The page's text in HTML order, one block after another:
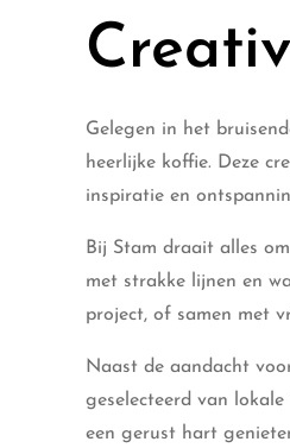
Gelegen in het
heerlijke koffie. Deze
inspiratie en
Bij Stam draait alles
met strakke lijnen en
project, of samen met
Naast de aandacht
geselecteerd van
een gerust hart